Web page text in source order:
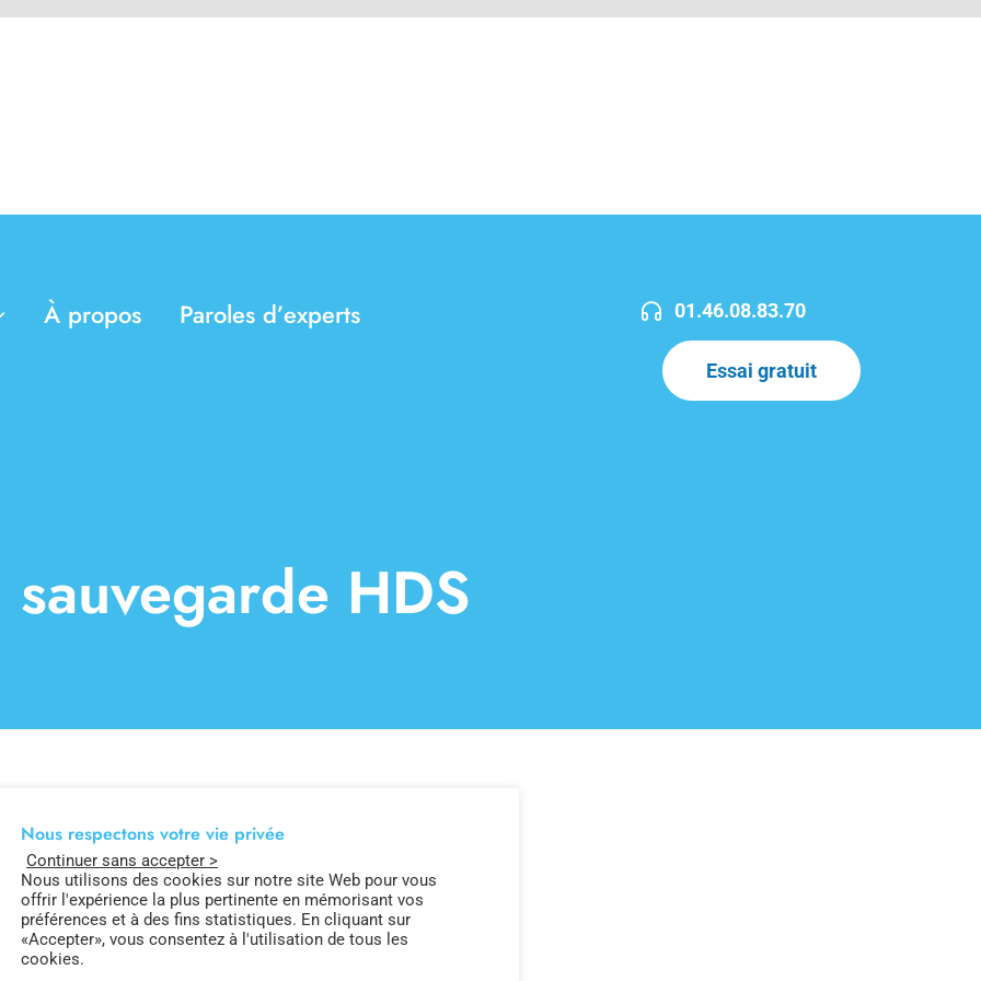
À propos
Paroles d’experts
01.46.08.83.70
Essai gratuit
sauvegarde HDS
Nous respectons votre vie privée
Continuer sans accepter >
Nous utilisons des cookies sur notre site Web pour vous
offrir l'expérience la plus pertinente en mémorisant vos
préférences et à des fins statistiques. En cliquant sur
«Accepter», vous consentez à l'utilisation de tous les
cookies.